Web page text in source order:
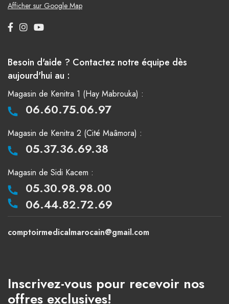
Afficher sur Google Map
Besoin d'aide ? Contactez notre équipe dès
aujourd'hui au :
Magasin de Kenitra 1 (Hay Mabrouka) :
06.60.75.06.97
Magasin de Kenitra 2 (Cité Maâmora) :
05.37.36.69.38
Magasin de Sidi Kacem :
05.30.98.98.00
06.44.82.72.69
comptoirmedicalmarocain@gmail.com
Inscrivez-vous pour recevoir nos
offres exclusives!